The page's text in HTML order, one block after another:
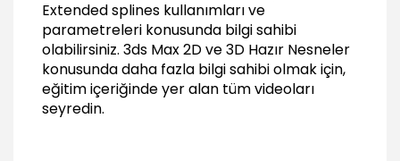
Hedra, ChamferBox, OilTank kullanımları ve
parametreleri
05:56
Spindle, Gengon, RingWave, Prism kullanımları
ve parametreleri
03:55
Extended splines kullanımları ve
parametreleri konusunda bilgi sahibi
olabilirsiniz. 3ds Max 2D ve 3D Hazır Nesneler
konusunda daha fazla bilgi sahibi olmak için,
eğitim içeriğinde yer alan tüm videoları
seyredin.